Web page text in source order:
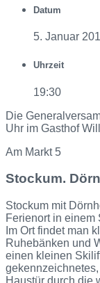
Datum
5. Januar
Uhrzeit
19:30
Die
Uhr im Gasthof
Am Markt 5
Stockum.
Stockum mit
Ferienort in einem
Im Ort findet man
Ruhebänken und
einen kleinen
Haustür durch die